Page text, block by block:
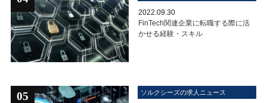
2022.09.30
FinTech関連企業に転職する際に活
かせる経験・スキル
05 ソルクシーズの求人ニュース